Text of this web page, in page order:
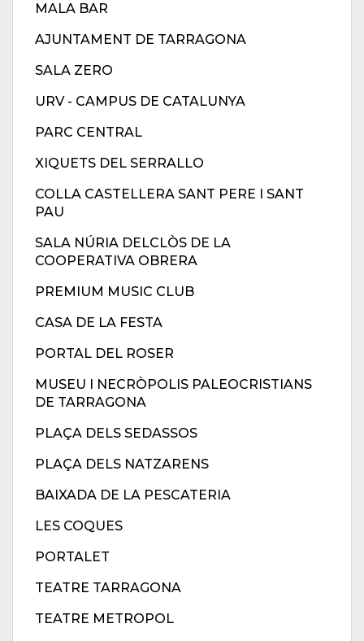
MALA BAR
AJUNTAMENT DE TARRAGONA
SALA ZERO
URV - CAMPUS DE CATALUNYA
PARC CENTRAL
XIQUETS DEL SERRALLO
COLLA CASTELLERA SANT PERE I SANT
PAU
SALA NÚRIA DELCLÒS DE LA
COOPERATIVA OBRERA
PREMIUM MUSIC CLUB
CASA DE LA FESTA
PORTAL DEL ROSER
MUSEU I NECRÒPOLIS PALEOCRISTIANS
DE TARRAGONA
PLAÇA DELS SEDASSOS
PLAÇA DELS NATZARENS
BAIXADA DE LA PESCATERIA
LES COQUES
PORTALET
TEATRE TARRAGONA
TEATRE METROPOL